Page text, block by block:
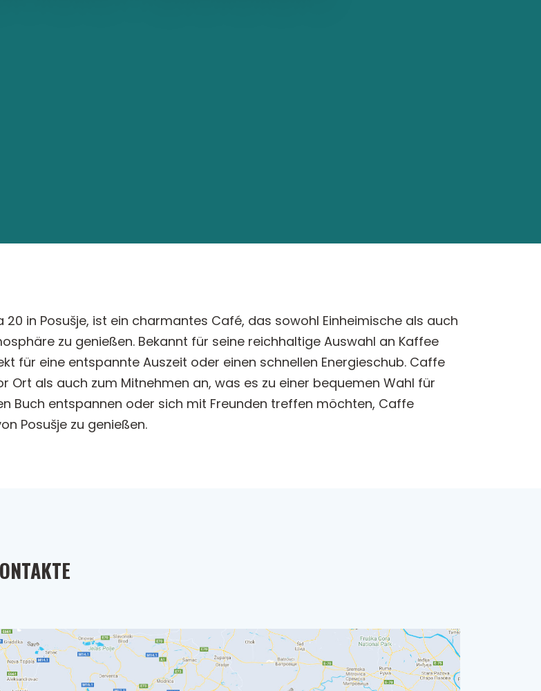
in Posušje, ist ein charmantes Café, das sowohl Einheimische als auch
zu genießen. Bekannt für seine reichhaltige Auswahl an Kaffee
für eine entspannte Auszeit oder einen schnellen Energieschub. Caffe
Ort als auch zum Mitnehmen an, was es zu einer bequemen Wahl für
Buch entspannen oder sich mit Freunden treffen möchten, Caffe
Posušje zu genießen.